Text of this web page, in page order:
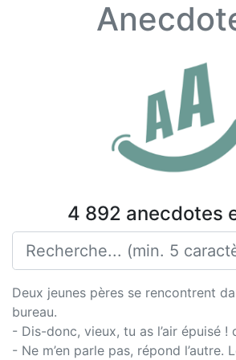
4 892 anecdotes
Deux jeunes pères se rencontrent
bureau.
- Dis-donc, vieux, tu as l’air épuisé !
- Ne m’en parle pas, répond l’autre.